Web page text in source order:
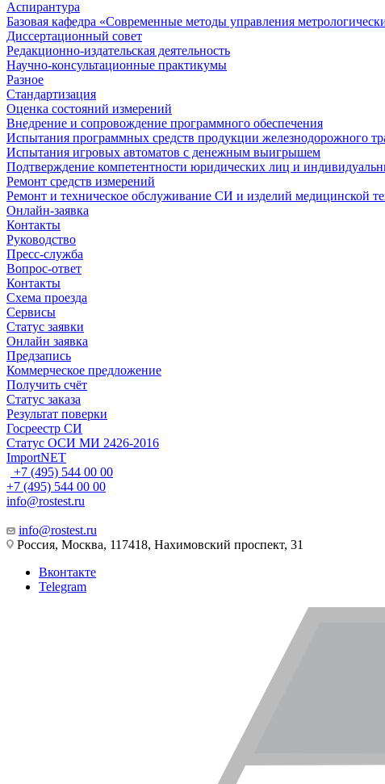
Аспирантура
Базовая кафедра «Современные методы управления
Диссертационный совет
Редакционно-издательская деятельность
Научно-консультационные практикумы
Разное
Стандартизация
Оценка состояний измерений
Внедрение и сопровождение программного обеспечения
Испытания программных средств продукции железнодорожного
Испытания игровых автоматов с денежным выигрышем
Подтверждение компетентности юридических лиц и
Ремонт средств измерений
Ремонт и техническое обслуживание СИ и изделий медицинской
Онлайн-заявка
Контакты
Руководство
Пресс-служба
Вопрос-ответ
Контакты
Схема проезда
Сервисы
Статус заявки
Онлайн заявка
Предзапись
Коммерческое предложение
Получить счёт
Статус заказа
Результат поверки
Госреестр СИ
Статус ОСИ МИ 2426-2016
ImportNET
+7 (495) 544 00 00
+7 (495) 544 00 00
info@rostest.ru
info@rostest.ru
Россия, Москва, 117418, Нахимовский проспект, 31
Вконтакте
Telegram